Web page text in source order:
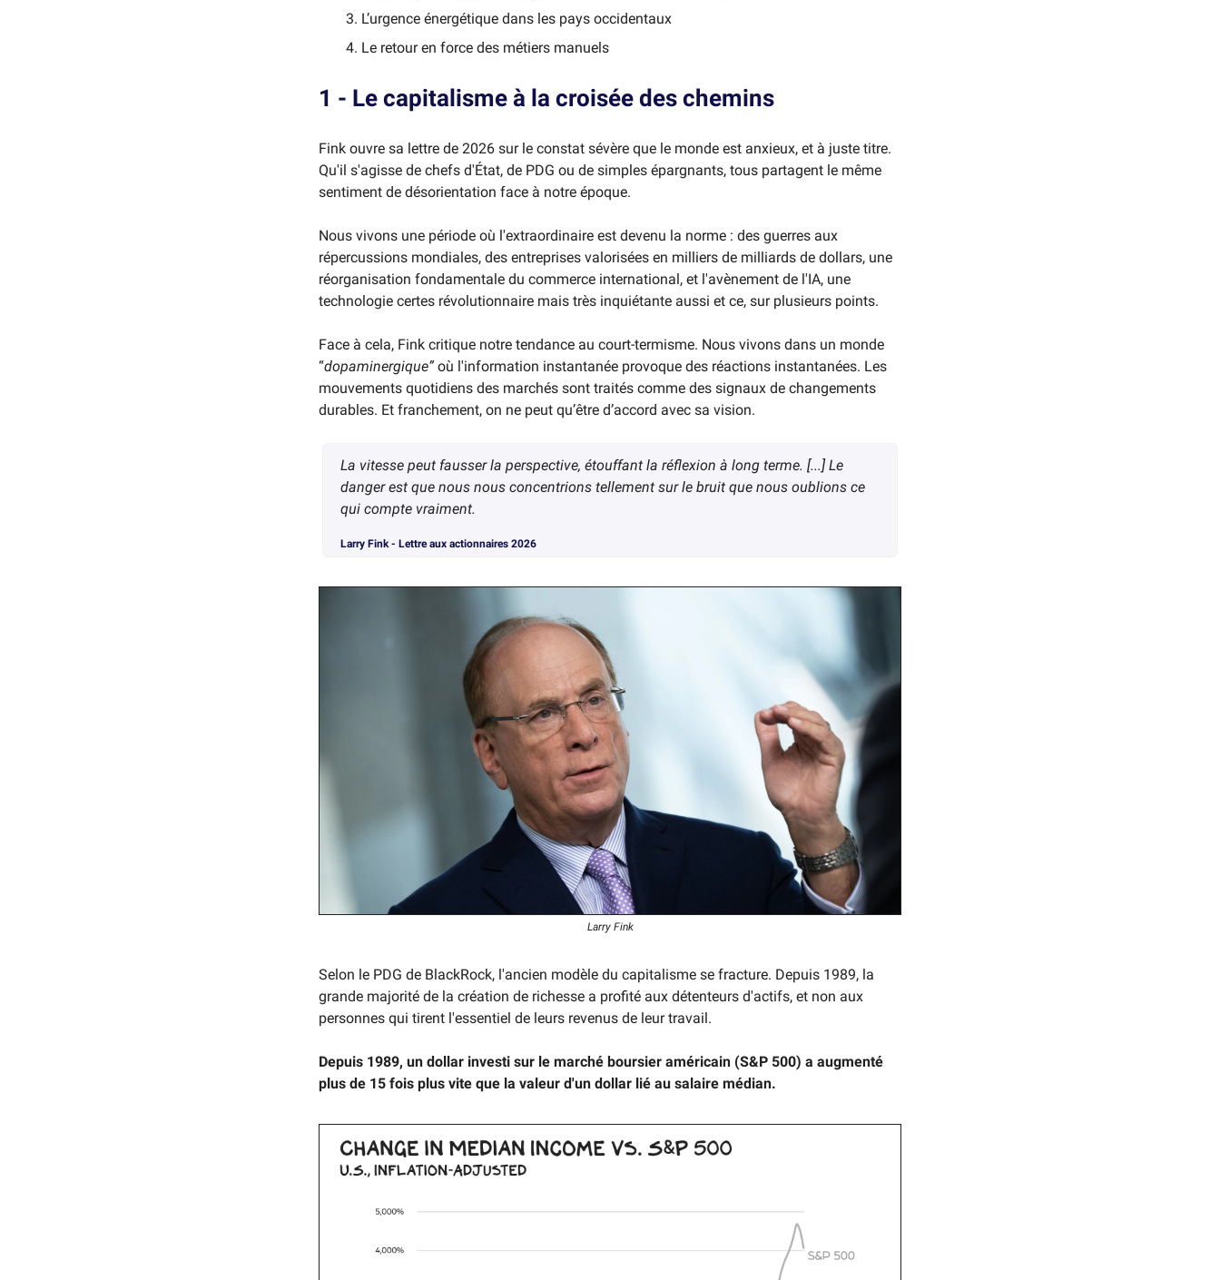
L’urgence énergétique dans les pays occidentaux
Le retour en force des métiers manuels
1 - Le capitalisme à la croisée des chemins
Fink ouvre sa lettre de 2026 sur le constat sévère que le monde est anxieux, et à juste titre.
Qu'il s'agisse de chefs d'État, de PDG ou de simples épargnants, tous partagent le même
sentiment de désorientation face à notre époque.
Nous vivons une période où l'extraordinaire est devenu la norme : des guerres aux
répercussions mondiales, des entreprises valorisées en milliers de milliards de dollars, une
réorganisation fondamentale du commerce international, et l'avènement de l'IA, une
technologie certes révolutionnaire mais très inquiétante aussi et ce, sur plusieurs points.
Face à cela, Fink critique notre tendance au court-termisme. Nous vivons dans un monde
“dopaminergique” où l'information instantanée provoque des réactions instantanées. Les
mouvements quotidiens des marchés sont traités comme des signaux de changements
durables. Et franchement, on ne peut qu’être d’accord avec sa vision.
La vitesse peut fausser la perspective, étouffant la réflexion à long terme. [...] Le
danger est que nous nous concentrions tellement sur le bruit que nous oublions ce
qui compte vraiment.
Larry Fink - Lettre aux actionnaires 2026
Larry Fink
Selon le PDG de BlackRock, l'ancien modèle du capitalisme se fracture. Depuis 1989, la
grande majorité de la création de richesse a profité aux détenteurs d'actifs, et non aux
personnes qui tirent l'essentiel de leurs revenus de leur travail.
Depuis 1989, un dollar investi sur le marché boursier américain (S&P 500) a augmenté
plus de 15 fois plus vite que la valeur d'un dollar lié au salaire médian.